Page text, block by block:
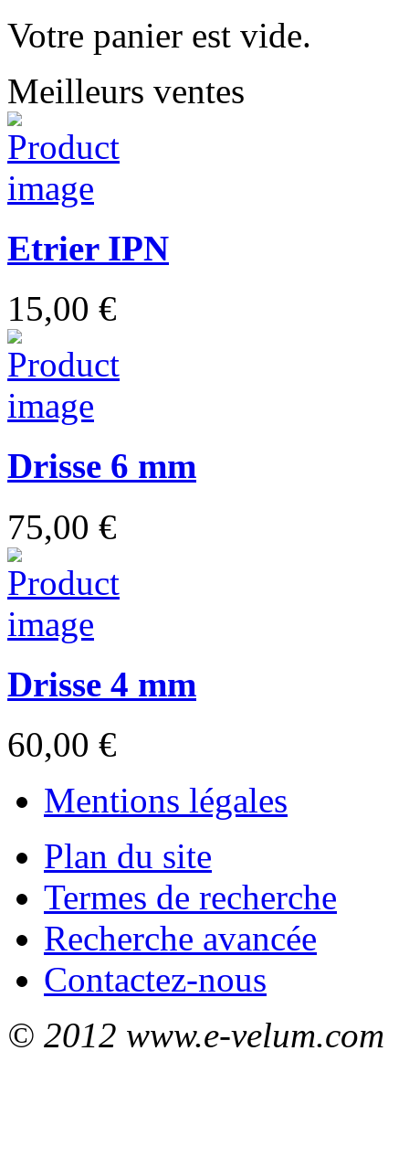
Votre panier est vide.
Meilleurs ventes
Etrier IPN
15,00 €
Drisse 6 mm
75,00 €
Drisse 4 mm
60,00 €
Mentions légales
Plan du site
Termes de recherche
Recherche avancée
Contactez-nous
© 2012 www.e-velum.com